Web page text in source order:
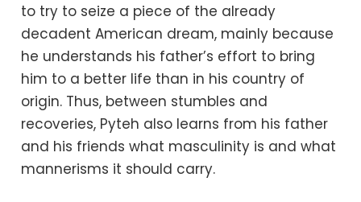
to try to seize a piece of the already
decadent American dream, mainly because
he understands his father’s effort to bring
him to a better life than in his country of
origin. Thus, between stumbles and
recoveries, Pyteh also learns from his father
and his friends what masculinity is and what
mannerisms it should carry.